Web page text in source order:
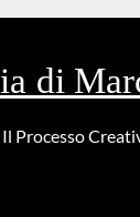
di
Il Processo